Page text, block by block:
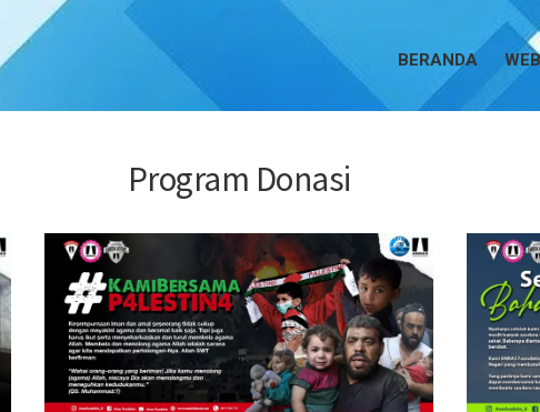
BERANDA
Program Donasi